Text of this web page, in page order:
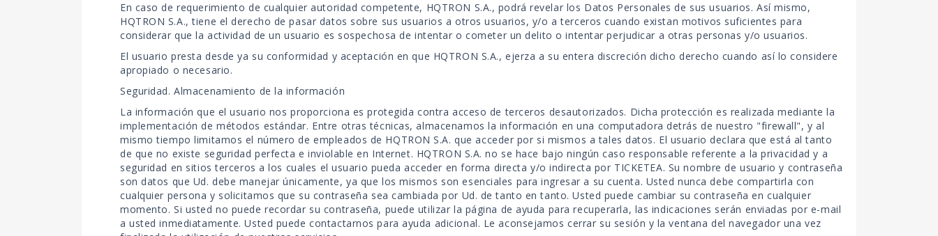
En caso de requerimiento de cualquier autoridad competente, HQTRON S.A., podrá revelar los Datos Personales de sus usuarios. Así mismo,
HQTRON S.A., tiene el derecho de pasar datos sobre sus usuarios a otros usuarios, y/o a terceros cuando existan motivos suficientes para
considerar que la actividad de un usuario es sospechosa de intentar o cometer un delito o intentar perjudicar a otras personas y/o usuarios.
El usuario presta desde ya su conformidad y aceptación en que HQTRON S.A., ejerza a su entera discreción dicho derecho cuando así lo considere
apropiado o necesario.
Seguridad. Almacenamiento de la información
La información que el usuario nos proporciona es protegida contra acceso de terceros desautorizados. Dicha protección es realizada mediante la
implementación de métodos estándar. Entre otras técnicas, almacenamos la información en una computadora detrás de nuestro "firewall", y al
mismo tiempo limitamos el número de empleados de HQTRON S.A. que acceder por si mismos a tales datos. El usuario declara que está al tanto
de que no existe seguridad perfecta e inviolable en Internet. HQTRON S.A. no se hace bajo ningún caso responsable referente a la privacidad y a
seguridad en sitios terceros a los cuales el usuario pueda acceder en forma directa y/o indirecta por TICKETEA. Su nombre de usuario y contraseña
son datos que Ud. debe manejar únicamente, ya que los mismos son esenciales para ingresar a su cuenta. Usted nunca debe compartirla con
cualquier persona y solicitamos que su contraseña sea cambiada por Ud. de tanto en tanto. Usted puede cambiar su contraseña en cualquier
momento. Si usted no puede recordar su contraseña, puede utilizar la página de ayuda para recuperarla, las indicaciones serán enviadas por e-mail
a usted inmediatamente. Usted puede contactarnos para ayuda adicional. Le aconsejamos cerrar su sesión y la ventana del navegador una vez